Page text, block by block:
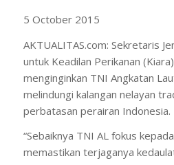
5 October 2015
AKTUALITAS.com: Sekretaris
untuk Keadilan Perikanan
menginginkan TNI Angkatan
melindungi kalangan nelayan
perbatasan perairan Indonesia.
“Sebaiknya TNI AL fokus
memastikan terjaganya